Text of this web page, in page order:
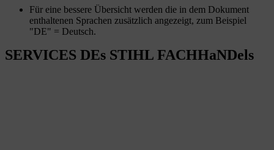
Für eine bessere Übersicht werden die in dem Dokument
enthaltenen Sprachen zusätzlich angezeigt, zum Beispiel
"DE" = Deutsch.
SERVICES DEs STIHL FACHHaNDels